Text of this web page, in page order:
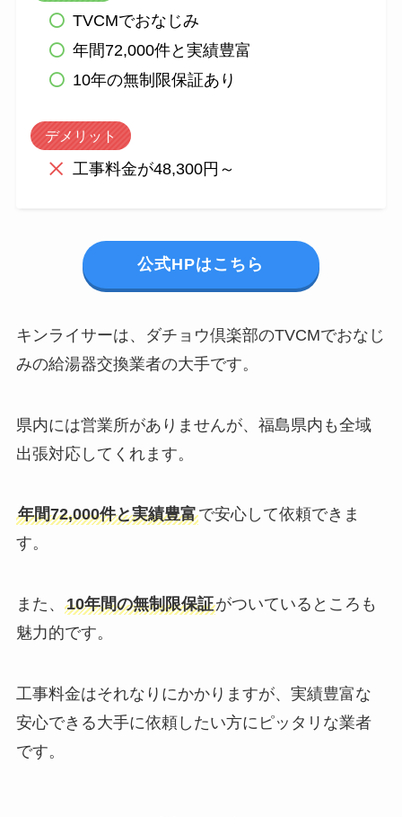
TVCMでおなじみ
年間72,000件と実績豊富
10年の無制限保証あり
デメリット
工事料金が48,300円～
公式HPはこちら
キンライサーは、ダチョウ倶楽部のTVCMでおなじ
みの給湯器交換業者の大手です。
県内には営業所がありませんが、福島県内も全域
出張対応してくれます。
年間72,000件と実績豊富で安心して依頼できま
す。
また、 10年間の無制限保証がついているところも
魅力的です。
工事料金はそれなりにかかりますが、実績豊富な
安心できる大手に依頼したい方にピッタリな業者
です。